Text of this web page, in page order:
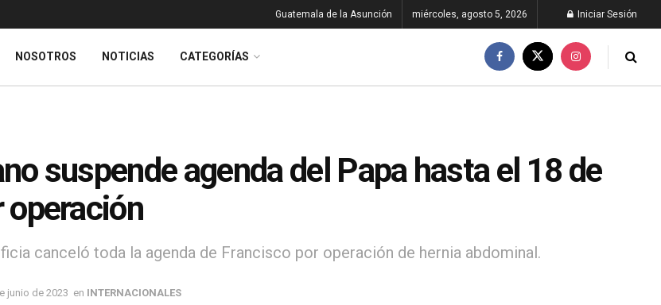
Guatemala de la Asunción miércoles, agosto 5, 2026 Iniciar Sesión
NOSOTROS NOTICIAS CATEGORÍAS
suspende agenda del Papa hasta el 18 de
operación
canceló toda la agenda de Francisco por operación de hernia abdominal.
junio de 2023 en INTERNACIONALES